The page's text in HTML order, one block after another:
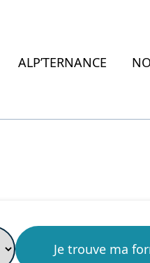
ALP’TERNANCE